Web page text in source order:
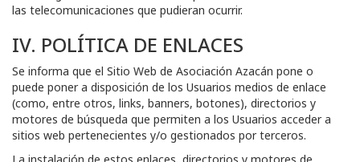
las telecomunicaciones que pudieran ocurrir.
IV. POLÍTICA DE ENLACES
Se informa que el Sitio Web de Asociación Azacán pone o
puede poner a disposición de los Usuarios medios de enlace
(como, entre otros, links, banners, botones), directorios y
motores de búsqueda que permiten a los Usuarios acceder a
sitios web pertenecientes y/o gestionados por terceros.